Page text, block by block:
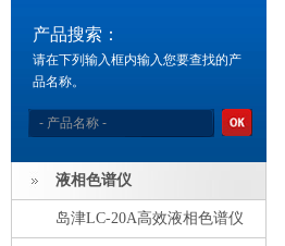
产品搜索：
请在下列输入框内输入您要查找的产
品名称。
液相色谱仪
岛津LC-20A高效液相色谱仪